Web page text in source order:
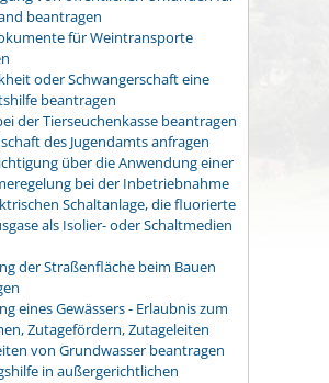
beantragen
für Weintransporte
oder Schwangerschaft eine
beantragen
der Tierseuchenkasse beantragen
des Jugendamts anfragen
über die Anwendung einer
bei der Inbetriebnahme
Schaltanlage, die fluorierte
als Isolier- oder Schaltmedien
der Straßenfläche beim Bauen
eines Gewässers - Erlaubnis zum
Zutagefördern, Zutageleiten
von Grundwasser beantragen
in außergerichtlichen